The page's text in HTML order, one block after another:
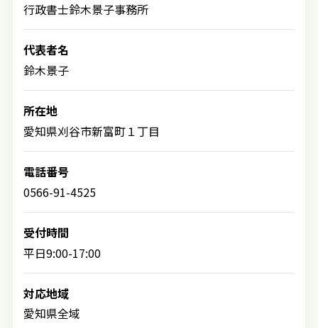
行政書士鈴木景子事務所
代表者名
鈴木景子
所在地
愛知県刈谷市新富町１丁目
電話番号
0566-91-4525
受付時間
平日9:00-17:00
対応地域
愛知県全域